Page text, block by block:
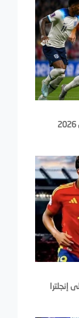
إنجلترا